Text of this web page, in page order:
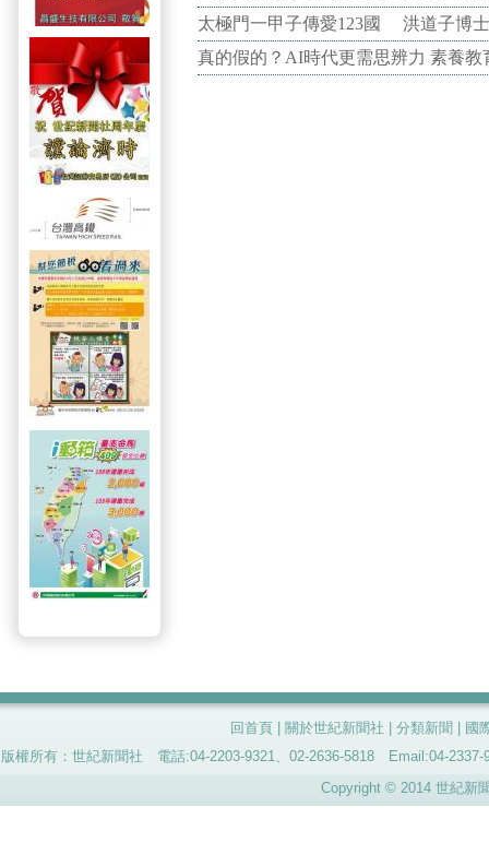
太極門一甲子傳愛123國 洪道子博
真的假的？AI時代更需思辨力 素養
回首頁 關於世紀新聞社 分類新聞
國
版權所有：世紀新聞社 電話:04-2203-9321、02-2636-5818 Email:04-
Copyright © 2014 世紀新